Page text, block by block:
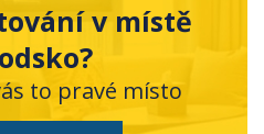
v místě
to pravé místo